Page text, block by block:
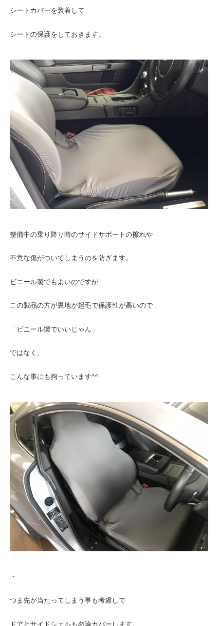
シートカバーを装着して
シートの保護をしておきます。
整備中の乗り降り時のサイドサポートの擦れや
不意な傷がついてしまうのを防ぎます。
ビニール製でもよいのですが
この製品の方が裏地が起毛で保護性が高いので
「ビニール製でいいじゃん」
ではなく、
こんな事にも拘っています^^
・
つま先が当たってしまう事も考慮して
ドアとサイドシェルも勿論カバーします。